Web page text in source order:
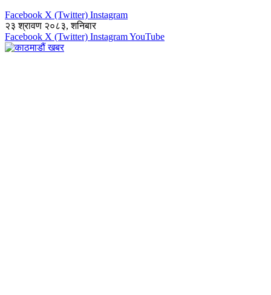
Facebook X (Twitter) Instagram
२३ श्रावण २०८३, शनिबार
Facebook X (Twitter) InstagramYouTube